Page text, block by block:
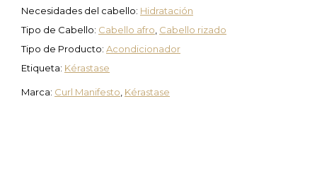
Necesidades del cabello: Hidratación
Tipo de Cabello: Cabello afro Cabello rizado
Tipo de Producto: Acondicionador
Etiqueta: Kérastase
Marca: Curl Manifesto Kérastase